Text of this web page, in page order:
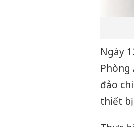
Ngày
đảo
thiết